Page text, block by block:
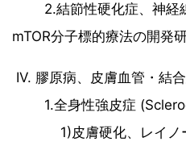
2.結節性硬化症、神経
mTOR分子標的療法の開発
IV. 膠原病、皮膚血管・結
1.全身性強皮症
1)皮膚硬化、レイノー